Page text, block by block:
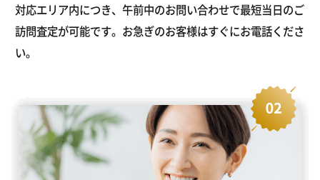
対応エリア内につき、午前中のお問い合わせで最短当日のご
訪問査定が可能です。お急ぎのお客様はすぐにお電話くださ
い。